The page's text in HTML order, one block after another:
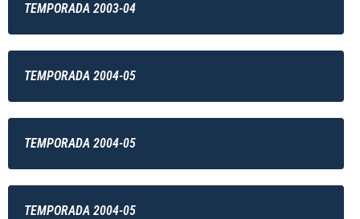
TEMPORADA 2003-04
TEMPORADA 2004-05
TEMPORADA 2004-05
TEMPORADA 2004-05